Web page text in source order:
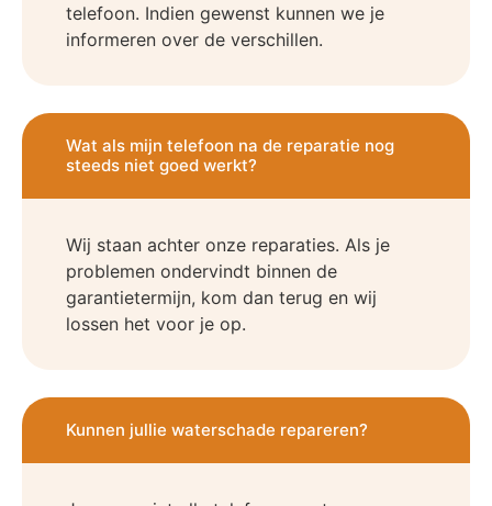
telefoon. Indien gewenst kunnen we je
informeren over de verschillen.
Wat als mijn telefoon na de reparatie nog
steeds niet goed werkt?
Wij staan achter onze reparaties. Als je
problemen ondervindt binnen de
garantietermijn, kom dan terug en wij
lossen het voor je op.
Kunnen jullie waterschade repareren?